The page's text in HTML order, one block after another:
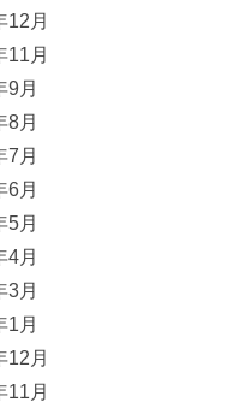
12月
11月
9月
8月
7月
6月
5月
4月
3月
1月
12月
11月